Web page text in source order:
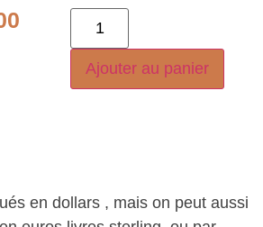
Ajouter au panier
en dollars , mais on peut aussi